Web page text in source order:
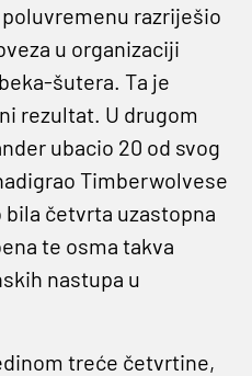
razriješio
u organizaciji
šutera. Ta je
rezultat. U drugom
ubacio 20 od svog
Timberwolvese
bila četvrta uzastopna
te osma takva
nastupa u
treće četvrtine,